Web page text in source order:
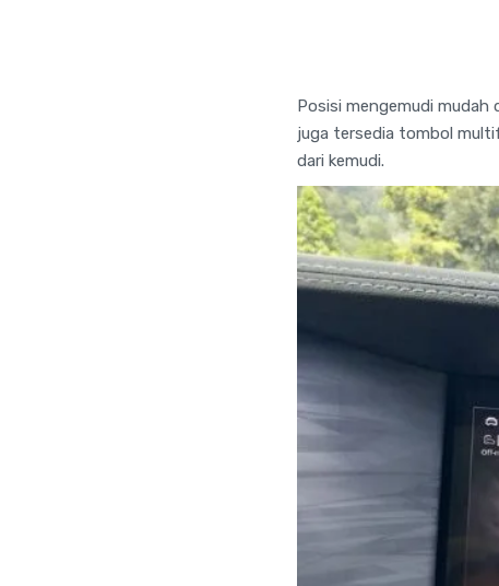
Posisi mengemudi
juga tersedia tombol
dari kemudi.